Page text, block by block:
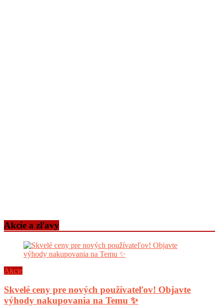
Akcie a zľavy
Akcie
Skvelé ceny pre nových používateľov! Objavte
výhody nakupovania na Temu ✨